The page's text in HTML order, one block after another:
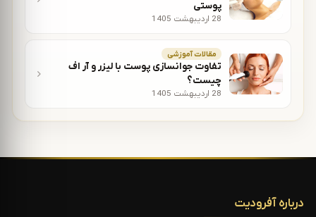
پوستی
28 اردیبهشت 1405
مقالات آموزشی
تفاوت جوانسازی پوست با لیزر و آر اف
چیست؟
28 اردیبهشت 1405
درباره آفرودیت